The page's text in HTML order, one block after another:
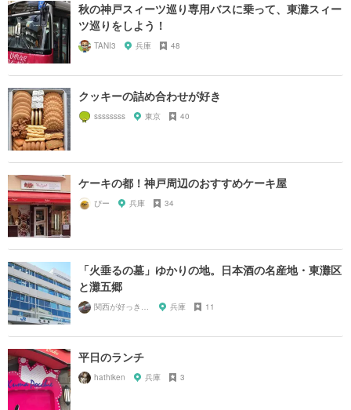
秋の神戸スィーツ巡り専用バスに乗って、東灘スィー
ツ巡りをしよう！
TANI3 兵庫 48
クッキーの詰め合わせが好き
ssssssss 東京 40
ケーキの都！神戸周辺のおすすめケーキ屋
ぴー 兵庫 34
「火垂るの墓」ゆかりの地。日本酒の名産地・東灘区
と灘五郷
関西が好っきゃねん 兵庫 11
平日のランチ
hathiken 兵庫 3